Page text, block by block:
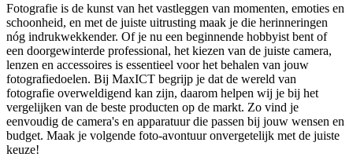
Fotografie is de kunst van het vastleggen van momenten, emoties en
schoonheid, en met de juiste uitrusting maak je die herinneringen
nóg indrukwekkender. Of je nu een beginnende hobbyist bent of
een doorgewinterde professional, het kiezen van de juiste camera,
lenzen en accessoires is essentieel voor het behalen van jouw
fotografiedoelen. Bij MaxICT begrijp je dat de wereld van
fotografie overweldigend kan zijn, daarom helpen wij je bij het
vergelijken van de beste producten op de markt. Zo vind je
eenvoudig de camera's en apparatuur die passen bij jouw wensen en
budget. Maak je volgende foto-avontuur onvergetelijk met de juiste
keuze!